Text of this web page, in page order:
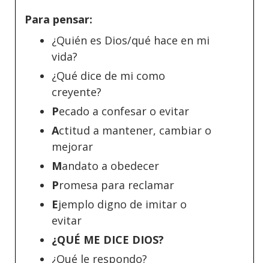
Para pensar:
¿Quién es Dios/qué hace en mi
vida?
¿Qué dice de mi como
creyente?
Pecado a confesar o evitar
Actitud a mantener, cambiar o
mejorar
Mandato a obedecer
Promesa para reclamar
Ejemplo digno de imitar o
evitar
¿QUÉ ME DICE DIOS?
¿Qué le respondo?